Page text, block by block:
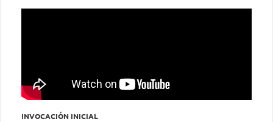
INVOCACIÓN INICIAL